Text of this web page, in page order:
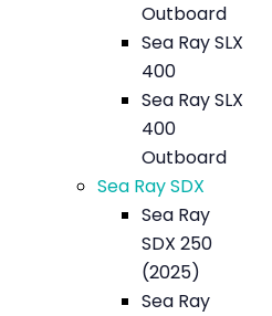
Outboard
Sea Ray SLX
400
Sea Ray SLX
400
Outboard
Sea Ray SDX
Sea Ray
SDX 250
(2025)
Sea Ray